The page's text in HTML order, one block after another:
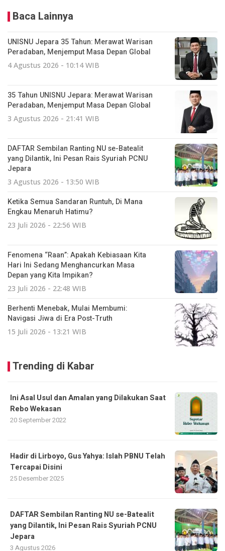
Baca Lainnya
UNISNU Jepara 35 Tahun: Merawat Warisan
Peradaban, Menjemput Masa Depan Global
4 Agustus 2026 - 10:14 WIB
35 Tahun UNISNU Jepara: Merawat Warisan
Peradaban, Menjemput Masa Depan Global
3 Agustus 2026 - 21:41 WIB
DAFTAR Sembilan Ranting NU se-Batealit
yang Dilantik, Ini Pesan Rais Syuriah PCNU
Jepara
3 Agustus 2026 - 13:50 WIB
Ketika Semua Sandaran Runtuh, Di Mana
Engkau Menaruh Hatimu?
23 Juli 2026 - 22:56 WIB
Fenomena “Raan”: Apakah Kebiasaan Kita
Hari Ini Sedang Menghancurkan Masa
Depan yang Kita Impikan?
23 Juli 2026 - 22:48 WIB
Berhenti Menebak, Mulai Membumi:
Navigasi Jiwa di Era Post-Truth
15 Juli 2026 - 13:21 WIB
Trending di Kabar
Ini Asal Usul dan Amalan yang Dilakukan Saat
Rebo Wekasan
20 September 2022
Hadir di Lirboyo, Gus Yahya: Islah PBNU Telah
Tercapai Disini
25 Desember 2025
DAFTAR Sembilan Ranting NU se-Batealit
yang Dilantik, Ini Pesan Rais Syuriah PCNU
Jepara
3 Agustus 2026